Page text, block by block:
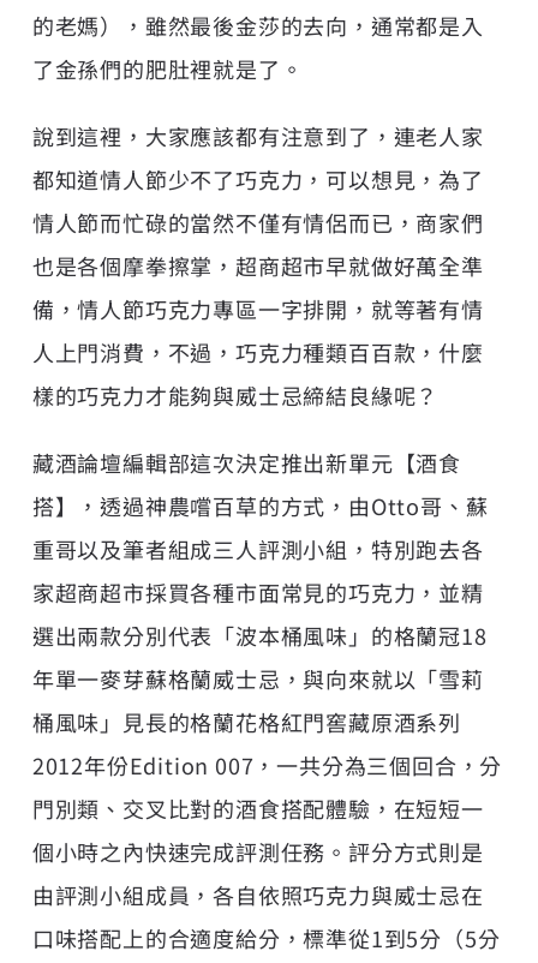
的老媽），雖然最後金莎的去向，通常都是入
了金孫們的肥肚裡就是了。
說到這裡，大家應該都有注意到了，連老人家
都知道情人節少不了巧克力，可以想見，為了
情人節而忙碌的當然不僅有情侶而已，商家們
也是各個摩拳擦掌，超商超市早就做好萬全準
備，情人節巧克力專區一字排開，就等著有情
人上門消費，不過，巧克力種類百百款，什麼
樣的巧克力才能夠與威士忌締結良緣呢？
藏酒論壇編輯部這次決定推出新單元【酒食
搭】，透過神農嚐百草的方式，由Otto哥、蘇
重哥以及筆者組成三人評測小組，特別跑去各
家超商超市採買各種市面常見的巧克力，並精
選出兩款分別代表「波本桶風味」的格蘭冠18
年單一麥芽蘇格蘭威士忌 ，與向來就以「雪莉
桶風味」見長的格蘭花格紅門窖藏原酒系列
2012年份Edition 007，一共分為三個回合，分
門別類、交叉比對的酒食搭配體驗，在短短一
個小時之內快速完成評測任務。評分方式則是
由評測小組成員，各自依照巧克力與威士忌在
口味搭配上的合適度給分，標準從1到5分（5分